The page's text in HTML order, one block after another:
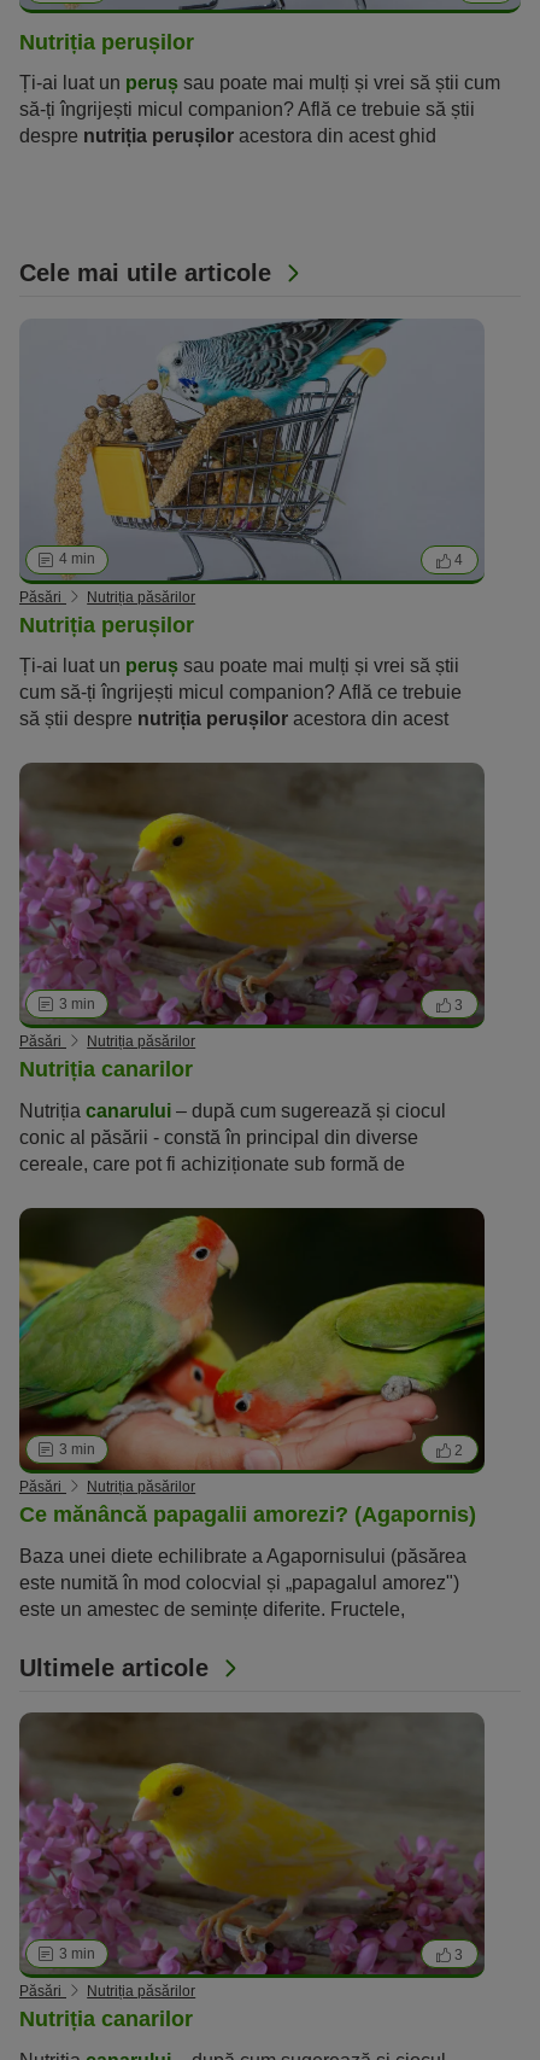
Nutriția perușilor
Ți-ai luat un peruș sau poate mai mulți și vrei să știi cum
să-ți îngrijești micul companion? Află ce trebuie să știi
despre nutriția perușilor acestora din acest ghid
Cele mai utile articole
4 min 4
Păsări Nutriția păsărilor
Nutriția perușilor
Ți-ai luat un peruș sau poate mai mulți și vrei să știi
cum să-ți îngrijești micul companion? Află ce trebuie
să știi despre nutriția perușilor acestora din acest
3 min 3
Păsări Nutriția păsărilor
Nutriția canarilor
Nutriția canarului – după cum sugerează și ciocul
conic al păsării - constă în principal din diverse
cereale, care pot fi achiziționate sub formă de
3 min 2
Păsări Nutriția păsărilor
Ce mănâncă papagalii amorezi? (Agapornis)
Baza unei diete echilibrate a Agapornisului (păsărea
este numită în mod colocvial și „papagalul amorez")
este un amestec de semințe diferite. Fructele,
necesare pentru o aprovizionare suficientă cu energie.
Ultimele articole
3 min 3
Păsări Nutriția păsărilor
Nutriția canarilor